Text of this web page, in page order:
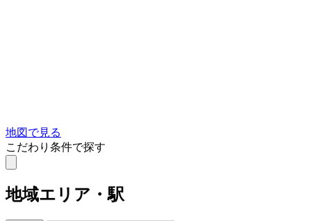
地図で見る
こだわり条件で探す
地域エリア・駅